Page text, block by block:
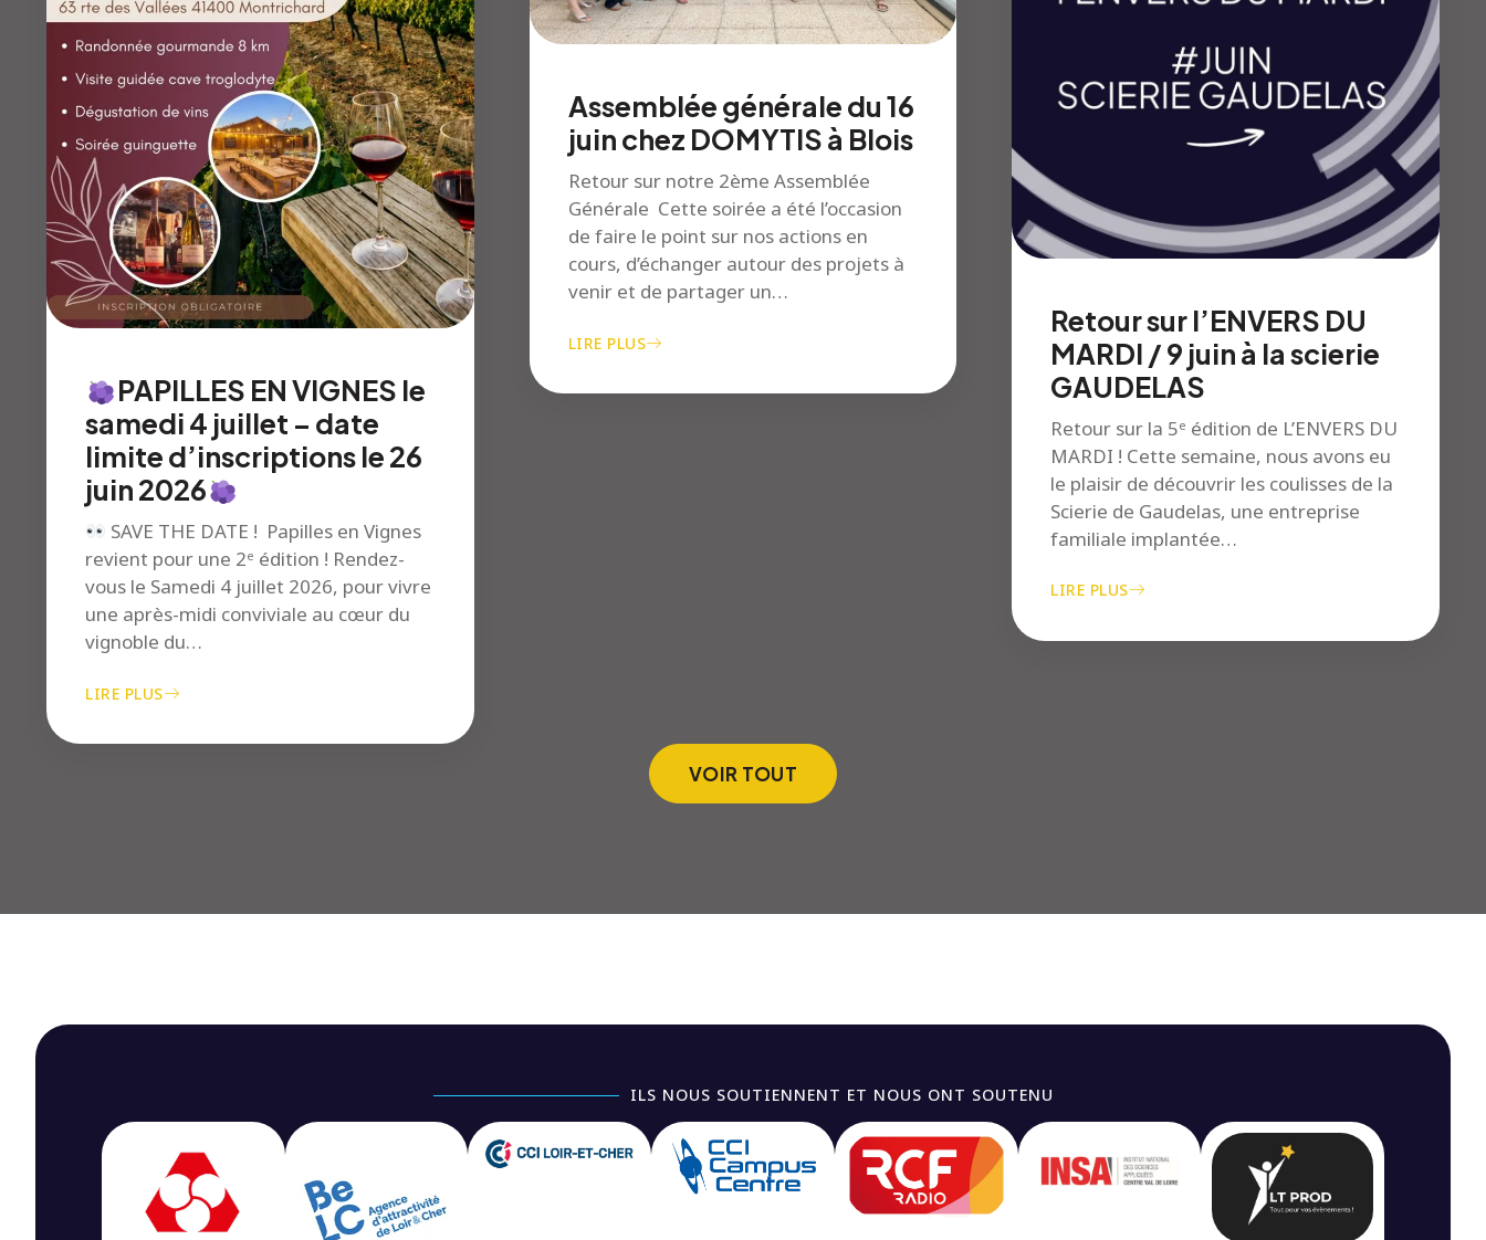
PAPILLES EN VIGNES le
samedi 4 juillet – date
limite d’inscriptions le 26
juin 2026
SAVE THE DATE ! Papilles en Vignes
revient pour une 2ᵉ édition ! Rendez-
vous le Samedi 4 juillet 2026, pour vivre
une après-midi conviviale au cœur du
vignoble du…
LIRE PLUS
Assemblée générale du 16
juin chez DOMYTIS à Blois
Retour sur notre 2ème Assemblée
Générale Cette soirée a été l’occasion
de faire le point sur nos actions en
cours, d’échanger autour des projets à
venir et de partager un…
LIRE PLUS
Retour sur l’ENVERS DU
MARDI / 9 juin à la scierie
GAUDELAS
Retour sur la 5ᵉ édition de L’ENVERS DU
MARDI ! Cette semaine, nous avons eu
le plaisir de découvrir les coulisses de la
Scierie de Gaudelas, une entreprise
familiale implantée…
LIRE PLUS
VOIR TOUT
ILS NOUS SOUTIENNENT ET NOUS ONT SOUTENU